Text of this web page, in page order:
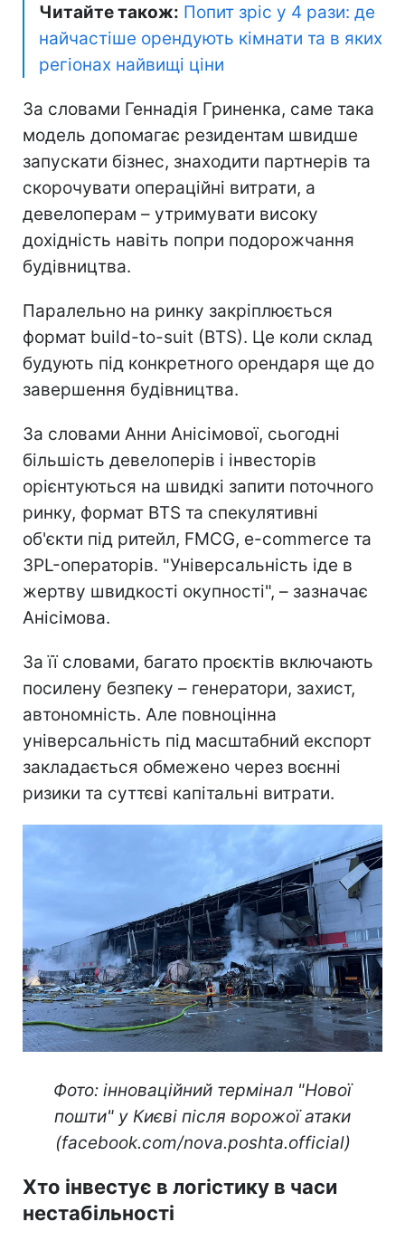
Читайте також: Попит зріс у 4 рази: де
найчастіше орендують кімнати та в яких
регіонах найвищі ціни
За словами Геннадія Гриненка, саме така
модель допомагає резидентам швидше
запускати бізнес, знаходити партнерів та
скорочувати операційні витрати, а
девелоперам – утримувати високу
дохідність навіть попри подорожчання
будівництва.
Паралельно на ринку закріплюється
формат build-to-suit (BTS). Це коли склад
будують під конкретного орендаря ще до
завершення будівництва.
За словами Анни Анісімової, сьогодні
більшість девелоперів і інвесторів
орієнтуються на швидкі запити поточного
ринку, формат BTS та спекулятивні
об'єкти під ритейл, FMCG, e-commerce та
3PL-операторів. "Універсальність іде в
жертву швидкості окупності", – зазначає
Анісімова.
За її словами, багато проєктів включають
посилену безпеку – генератори, захист,
автономність. Але повноцінна
універсальність під масштабний експорт
закладається обмежено через воєнні
ризики та суттєві капітальні витрати.
Фото: інноваційний термінал "Нової
пошти" у Києві після ворожої атаки
(facebook.com/nova.poshta.official)
Хто інвестує в логістику в часи
нестабільності